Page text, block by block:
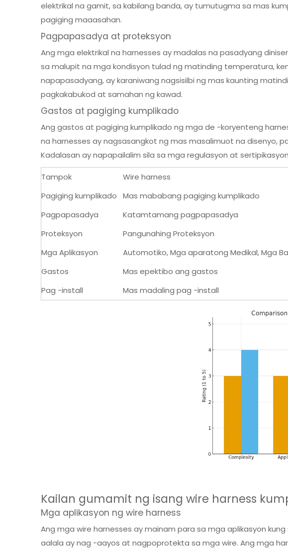
elektrikal na gamit, sa kabilang banda, ay tumutugma sa mas
pagiging maaasahan.
Pagpapasadya at proteksyon
Ang mga elektrikal na harnesses ay madalas na pasadyang
sa malupit na mga kondisyon tulad ng matinding temperatura,
napapasadyang, ay karaniwang nagsisilbi ng mas kaunting
pagkakabukod at samahan ng kawad.
Gastos at pagiging kumplikado
Ang gastos at pagiging kumplikado ng mga de -koryenteng
na harnesses ay nagsasangkot ng mas masalimuot na disenyo,
Kadalasan ay napapailalim sila sa mga regulasyon at
Tampok Wire harness
Pagiging kumplikado
Mas mababang pagiging kumplikado
Pagpapasadya
Katamtamang pagpapasadya
Proteksyon
Pangunahing Proteksyon
Mga Aplikasyon
Automotiko, Mga aparatong Medikal, Mga
Gastos
Mas epektibo ang gastos
Pag -install
Mas madaling pag -install
Kailan gumamit ng isang wire harness
Mga aplikasyon ng wire harness
Ang mga wire harnesses ay mainam para sa mga aplikasyon
aalala ay nag -aayos at nagpoprotekta sa mga wire. Ang mga